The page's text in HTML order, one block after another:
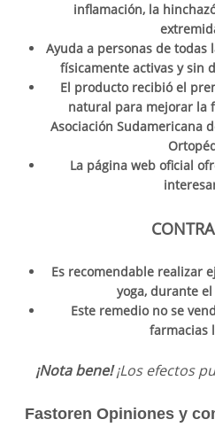
inflamación, la
Ayuda a personas de todas
físicamente activas y sin
El producto recibió el
natural para mejorar la
Asociación Sudamericana
La página web oficial
Es recomendable realizar
yoga, durante
Este remedio no se
farmacias
¡Nota bene!¡Los efectos
Fastoren Opiniones y